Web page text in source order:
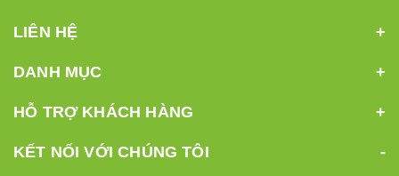
LIÊN HỆ
DANH MỤC
HỖ TRỢ KHÁCH HÀNG
KẾT NỐI VỚI CHÚNG TÔI